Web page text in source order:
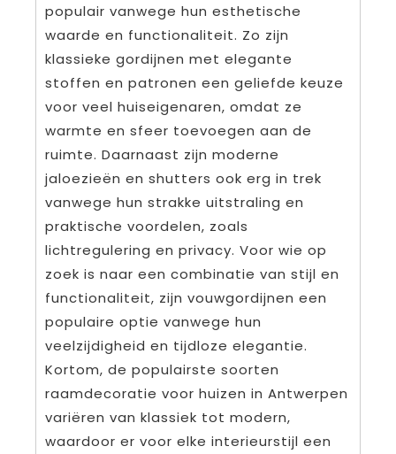
populair vanwege hun esthetische
waarde en functionaliteit. Zo zijn
klassieke gordijnen met elegante
stoffen en patronen een geliefde keuze
voor veel huiseigenaren, omdat ze
warmte en sfeer toevoegen aan de
ruimte. Daarnaast zijn moderne
jaloezieën en shutters ook erg in trek
vanwege hun strakke uitstraling en
praktische voordelen, zoals
lichtregulering en privacy. Voor wie op
zoek is naar een combinatie van stijl en
functionaliteit, zijn vouwgordijnen een
populaire optie vanwege hun
veelzijdigheid en tijdloze elegantie.
Kortom, de populairste soorten
raamdecoratie voor huizen in Antwerpen
variëren van klassiek tot modern,
waardoor er voor elke interieurstijl een